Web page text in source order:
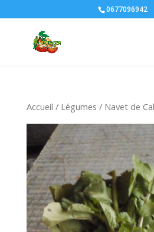
0677096942
Accueil / Légumes / Navet de